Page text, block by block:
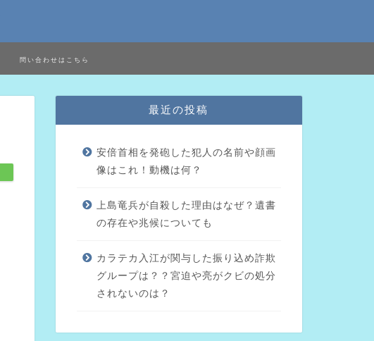
問い合わせはこちら
最近の投稿
安倍首相を発砲した犯人の名前や顔画
像はこれ！動機は何？
上島竜兵が自殺した理由はなぜ？遺書
の存在や兆候についても
カラテカ入江が関与した振り込め詐欺
グループは？？宮迫や亮がクビの処分
されないのは？